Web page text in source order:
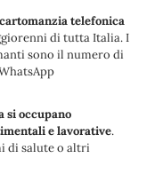
telefonica
di tutta Italia. I
sono il numero di
si occupano
e lavorative.
di salute o altri